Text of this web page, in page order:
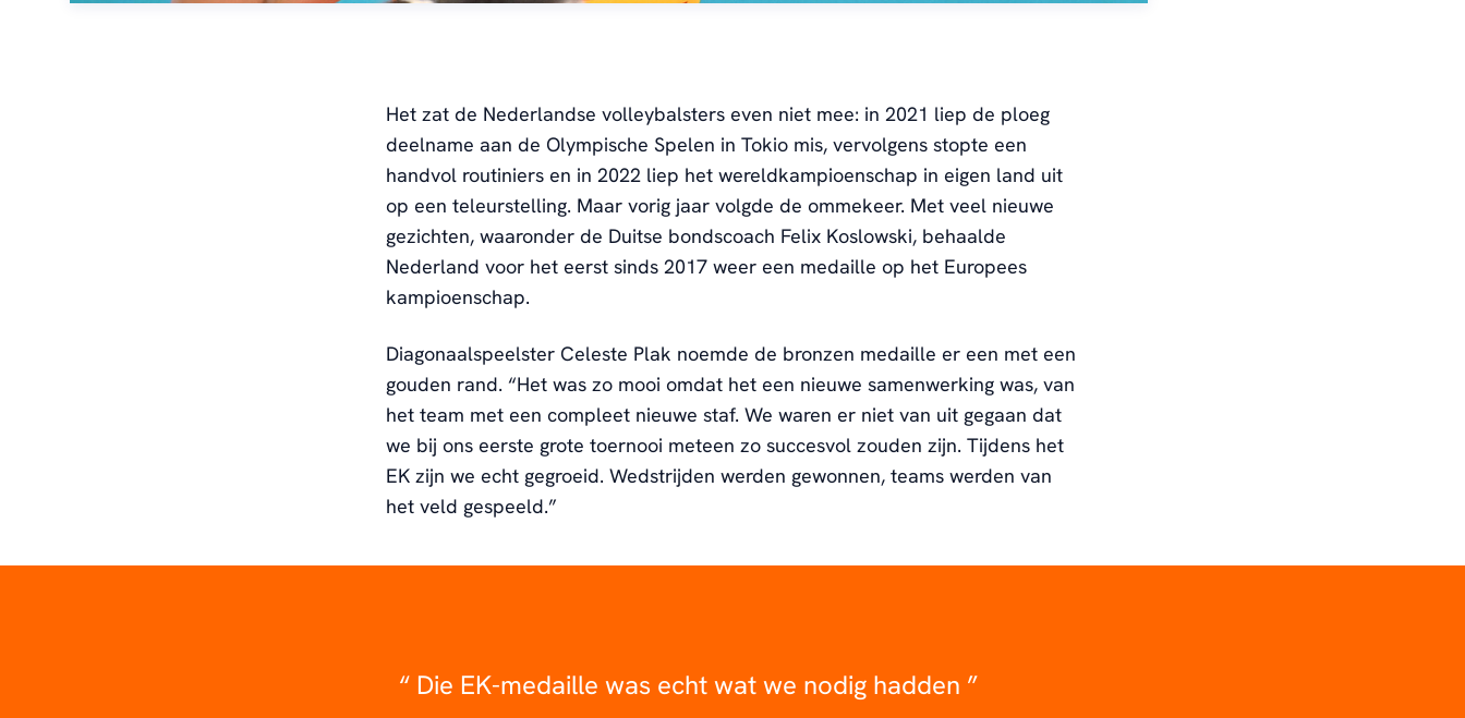
Het zat de Nederlandse volleybalsters even niet mee: in 2021 liep de ploeg
deelname aan de Olympische Spelen in Tokio mis, vervolgens stopte een
handvol routiniers en in 2022 liep het wereldkampioenschap in eigen land uit
op een teleurstelling. Maar vorig jaar volgde de ommekeer. Met veel nieuwe
gezichten, waaronder de Duitse bondscoach Felix Koslowski, behaalde
Nederland voor het eerst sinds 2017 weer een medaille op het Europees
kampioenschap.
Diagonaalspeelster Celeste Plak noemde de bronzen medaille er een met een
gouden rand. “Het was zo mooi omdat het een nieuwe samenwerking was, van
het team met een compleet nieuwe staf. We waren er niet van uit gegaan dat
we bij ons eerste grote toernooi meteen zo succesvol zouden zijn. Tijdens het
EK zijn we echt gegroeid. Wedstrijden werden gewonnen, teams werden van
het veld gespeeld.”
Die EK-medaille was echt wat we nodig hadden